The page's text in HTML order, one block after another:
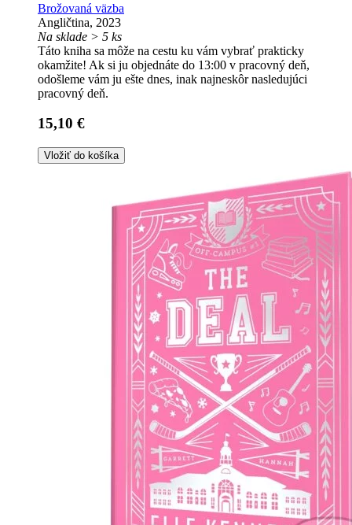
Brožovaná väzba
Angličtina, 2023
Na sklade > 5 ks
Táto kniha sa môže na cestu ku vám vybrať prakticky
okamžite! Ak si ju objednáte do 13:00 v pracovný deň,
odošleme vám ju ešte dnes, inak najneskôr nasledujúci
pracovný deň.
15,10 €
Vložiť do košíka